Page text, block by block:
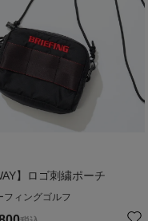
】ロゴ刺繍ポーチ
フィングゴルフ